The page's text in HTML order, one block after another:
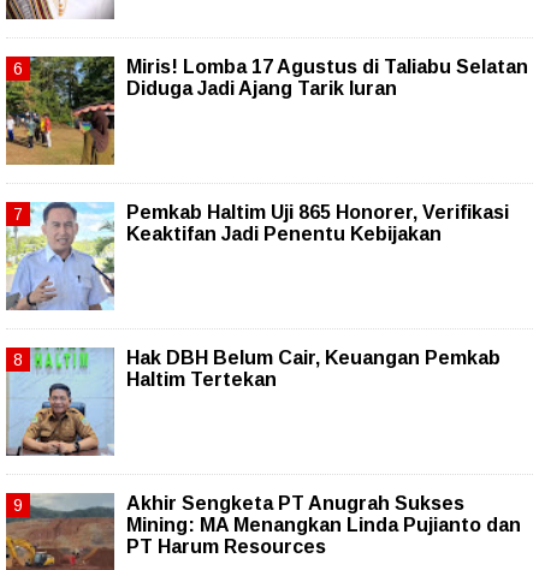
Miris! Lomba 17 Agustus di Taliabu Selatan
Diduga Jadi Ajang Tarik Iuran
Pemkab Haltim Uji 865 Honorer, Verifikasi
Keaktifan Jadi Penentu Kebijakan
Hak DBH Belum Cair, Keuangan Pemkab
Haltim Tertekan
Akhir Sengketa PT Anugrah Sukses
Mining: MA Menangkan Linda Pujianto dan
PT Harum Resources